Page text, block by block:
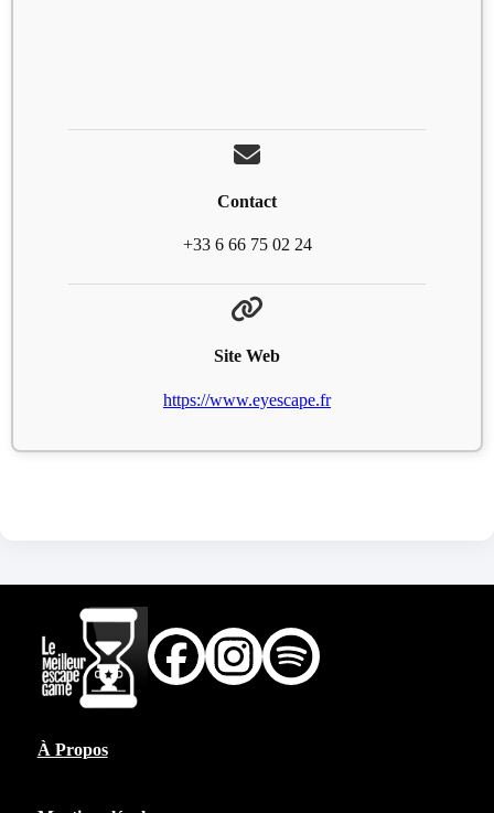
Contact
+33 6 66 75 02 24
Site Web
https://www.eyescape.fr
À Propos